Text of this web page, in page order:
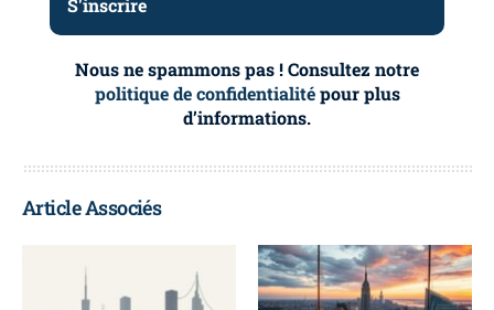
Nous ne spammons pas ! Consultez notre
politique de confidentialitépour plus
d’informations.
Article Associés